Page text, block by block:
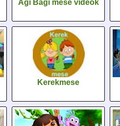
Agi Bagi mese videók
Kerekmese